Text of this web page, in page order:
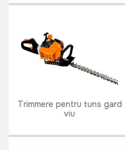
Trimmere pentru tuns gard
viu